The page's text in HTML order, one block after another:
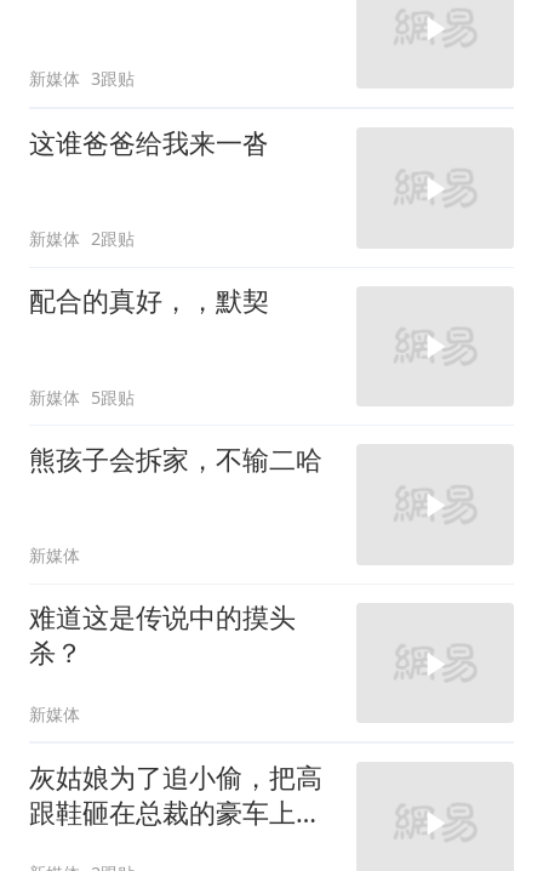
新媒体 3跟贴
这谁爸爸给我来一沓
新媒体 2跟贴
配合的真好，，默契
新媒体 5跟贴
熊孩子会拆家，不输二哈
新媒体
难道这是传说中的摸头
杀？
新媒体
灰姑娘为了追小偷，把高
跟鞋砸在总裁的豪车上，